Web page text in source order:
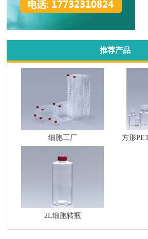
推荐产品
细胞工厂 方形
2L细胞转瓶